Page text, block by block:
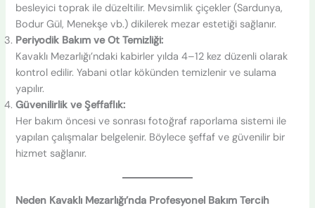
besleyici toprak ile düzeltilir. Mevsimlik çiçekler (Sardunya,
Bodur Gül, Menekşe vb.) dikilerek mezar estetiği sağlanır.
Periyodik Bakım ve Ot Temizliği:
Kavaklı Mezarlığı’ndaki kabirler yılda 4–12 kez düzenli olarak
kontrol edilir. Yabani otlar kökünden temizlenir ve sulama
yapılır.
Güvenilirlik ve Şeffaflık:
Her bakım öncesi ve sonrası fotoğraf raporlama sistemi ile
yapılan çalışmalar belgelenir. Böylece şeffaf ve güvenilir bir
hizmet sağlanır.
Neden Kavaklı Mezarlığı’nda Profesyonel Bakım Tercih